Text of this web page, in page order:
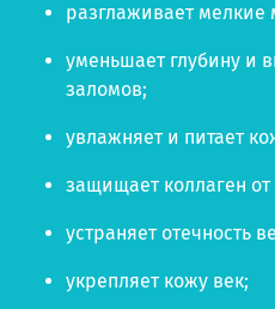
разглаживает
уменьшает глубину и
заломов;
увлажняет и питает
защищает коллаген
устраняет отечность
укрепляет кожу век;